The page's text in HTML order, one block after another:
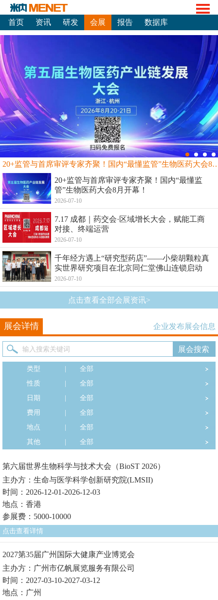
首页 资讯 研发 会展 报告 数据库
20+监管与首席审评专家齐聚！国内“最
20+监管与首席审评专家齐聚！国内“最懂监
管”生物医药大会8月开幕！
2026-07-10
7.17 成都｜药交会·区域增长大会，赋能工商
对接、终端运营
2026-07-10
千年经方遇上“研究型药店”——小柴胡颗粒真
实世界研究项目在北京同仁堂佛山连锁启动
2026-07-10
点击查看全部会展资讯>
展会详情 企业发布展会信息
类型
全部
性质
全部
日期
全部
费用
全部
地点
全部
其他
全部
第六届世界生物科学与技术大会（BioST 2026）
主办方：生命与医学科学创新研究院(LMSII)
时间：2026-12-01-2026-12-03
地点：香港
参展费：5000-10000
点击查看详情
2027第35届广州国际大健康产业博览会
主办方：广州市亿帆展览服务有限公司
时间：2027-03-10-2027-03-12
地点：广州